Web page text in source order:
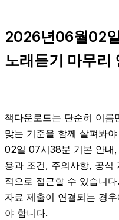
2026년06월02
노래듣기 마무리
책다운로드는 단순히 이름
맞는 기준을 함께 살펴봐
02일 07시38분 기본 안내
용과 조건, 주의사항, 공식
적으로 접근할 수 있습니
자료 제출이 연결되는 경
야 합니다.